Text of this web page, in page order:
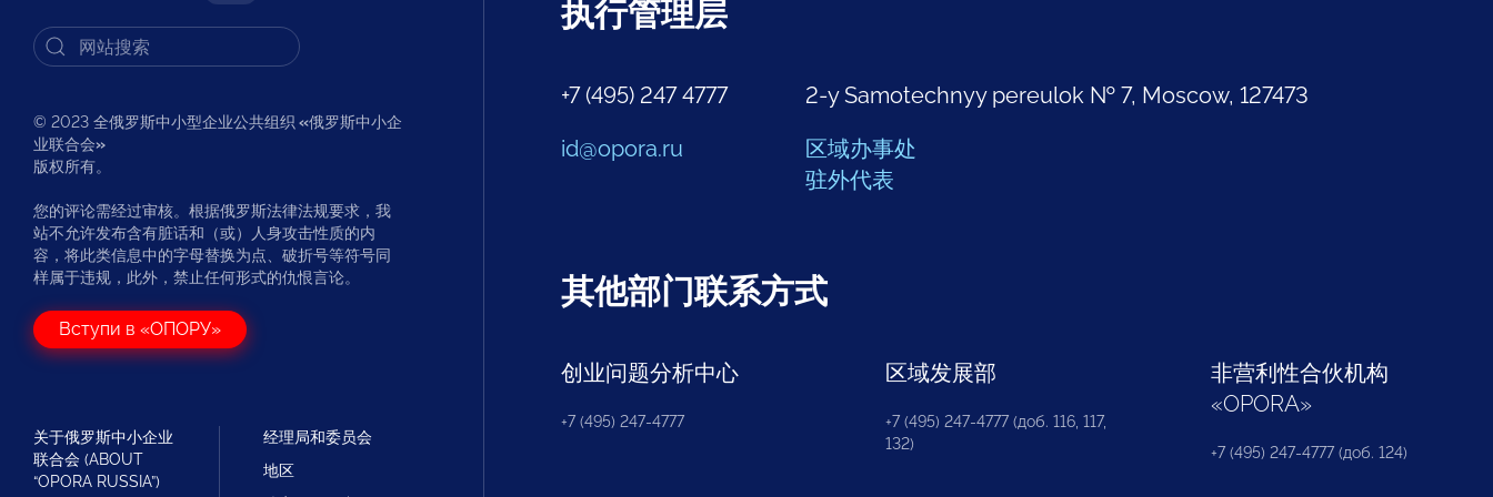
© 2023 全俄罗斯中小型企业公共组织 «俄罗斯中小企
业联合会»
版权所有。
您的评论需经过审核。根据俄罗斯法律法规要求，我
站不允许发布含有脏话和（或）人身攻击性质的内
容，将此类信息中的字母替换为点、破折号等符号同
样属于违规，此外，禁止任何形式的仇恨言论。
Вступи в «ОПОРУ»
关于俄罗斯中小企业
联合会 (ABOUT
“OPORA RUSSIA”)
经理局和委员会
地区
执行管理层
+7 (495) 247 4777
id@opora.ru
2-y Samotechnyy pereulok № 7, Moscow, 127473
区域办事处
驻外代表
其他部门联系方式
创业问题分析中心
+7 (495) 247-4777
区域发展部
+7 (495) 247-4777 (доб. 116, 117,
132)
非营利性合伙机构
«OPORA»
+7 (495) 247-4777 (доб. 124)